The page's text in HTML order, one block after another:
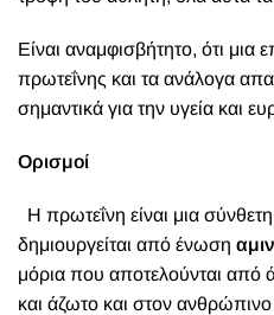
Είναι αναμφισβήτητο, ότι μια
πρωτεΐνης και τα ανάλογα
σημαντικά για την υγεία και
Ορισμοί
Η πρωτεΐνη είναι μια
δημιουργείται από ένωση
μόρια που αποτελούνται από
και άζωτο και στον